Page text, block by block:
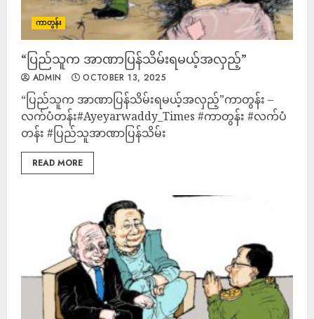
ကာတွန်း
“ပြည်သူက အာဏာပြန်သိမ်းရမယ့်အလှည့်”
ADMIN OCTOBER 13, 2025
“ပြည်သူက အာဏာပြန်သိမ်းရမယ့်အလှည့်”ကာတွန်း –
လက်ပံတန်း#Ayeyarwaddy_Times #ကာတွန်း #လက်ပံ
တန်း #ပြည်သူအာဏာပြန်သိမ်း
READ MORE